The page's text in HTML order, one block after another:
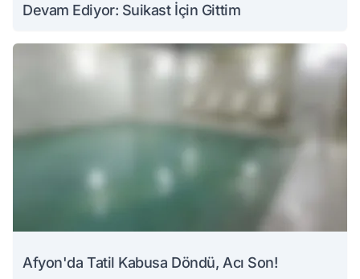
Devam Ediyor: Suikast İçin Gittim
Afyon'da Tatil Kabusa Döndü, Acı Son!